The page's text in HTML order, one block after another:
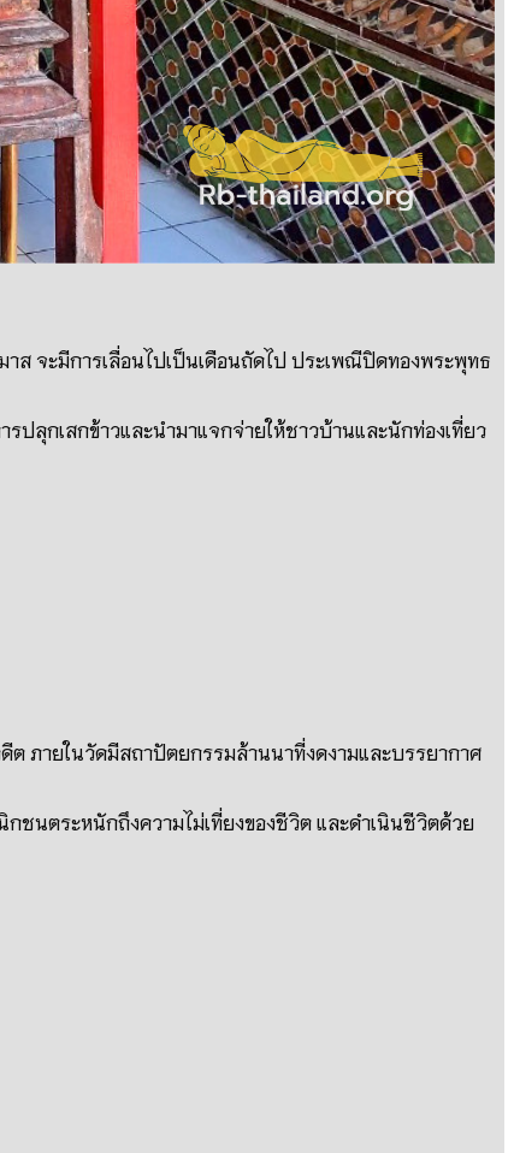
ส จะมีการเลื่อนไปเป็นเดือนถัดไป ประเพณีปิดทองพระพุทธ
ลุกเสกข้าวและนำมาแจกจ่ายให้ชาวบ้านและนักท่องเที่ยว
ต ภายในวัดมีสถาปัตยกรรมล้านนาที่งดงามและบรรยากาศ
นตระหนักถึงความไม่เที่ยงของชีวิต และดำเนินชีวิตด้วย